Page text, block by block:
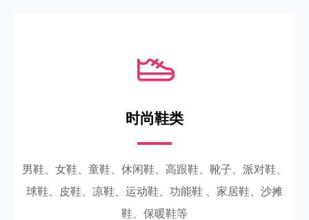
时尚鞋类
男鞋、女鞋、童鞋、休闲鞋、高跟鞋、靴子、派对鞋、
球鞋、皮鞋、凉鞋、运动鞋、功能鞋 、家居鞋、沙摊
鞋、保暖鞋等